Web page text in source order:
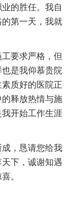
的胜任。我自
第一天，我就
要求严格，但
是我仰慕贵院
质好的医院正
释放热情与施
开始工作生涯
，恳请您给我
下，诚谢知遇
。